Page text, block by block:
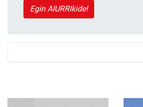
Egin AIURRIkide!